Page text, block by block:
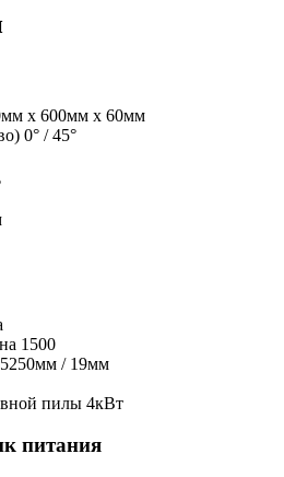
x 600мм x 60мм
0° / 45°
1500
5250мм / 19мм
пилы 4кВт
питания